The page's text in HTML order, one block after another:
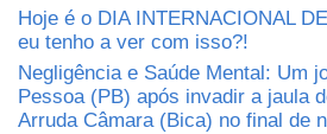
Hoje é o DIA INTERNACIONAL
eu tenho a ver com isso?!
Negligência e Saúde Mental: Um
Pessoa (PB) após invadir a jaula
Arruda Câmara (Bica) no final de